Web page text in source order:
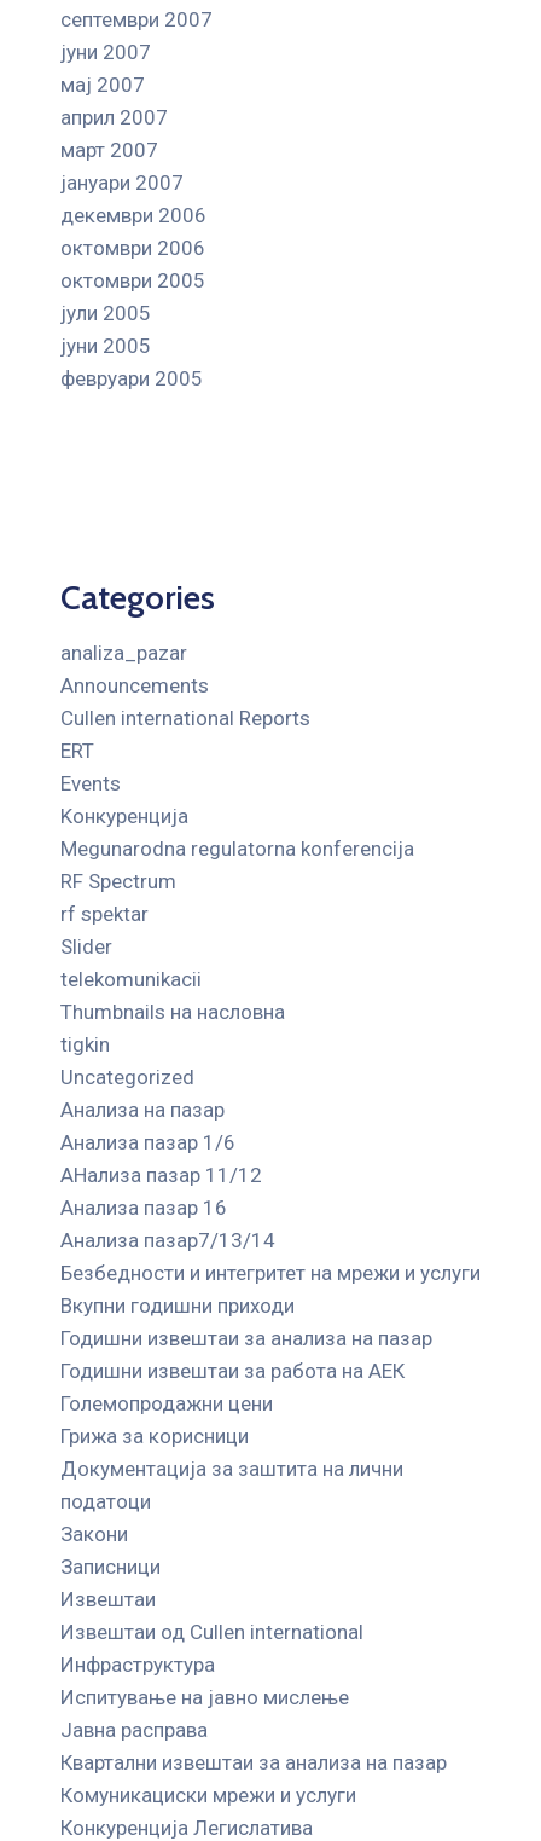
септември 2007
јуни 2007
мај 2007
април 2007
март 2007
јануари 2007
декември 2006
октомври 2006
октомври 2005
јули 2005
јуни 2005
февруари 2005
Categories
analiza_pazar
Announcements
Cullen international Reports
ERT
Events
Kонкуренција
Megunarodna regulatorna konferencija
RF Spectrum
rf spektar
Slider
telekomunikacii
Thumbnails на насловна
tigkin
Uncategorized
Анализа на пазар
Анализа пазар 1/6
АНализа пазар 11/12
Анализа пазар 16
Анализа пазар7/13/14
Безбедности и интегритет на мрежи и услуги
Вкупни годишни приходи
Годишни извештаи за анализа на пазар
Годишни извештаи за работа на АЕК
Големопродажни цени
Грижа за корисници
Документација за заштита на лични
податоци
Закони
Записници
Извештаи
Извештаи од Cullen international
Инфраструктура
Испитување на јавно мислење
Јавна расправа
Квартални извештаи за анализа на пазар
Комуникациски мрежи и услуги
Конкуренција Легислатива